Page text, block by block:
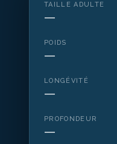
TAILLE ADULTE
—
POIDS
—
LONGÉVITÉ
—
PROFONDEUR
—